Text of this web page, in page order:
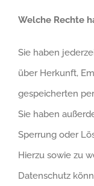
Welche Rechte
Sie haben
über Herkunft,
gespeicherten
Sie haben
Sperrung oder
Hierzu sowie zu
Datenschutz